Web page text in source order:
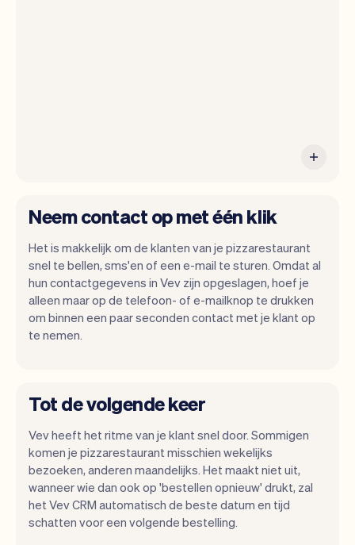
Neem contact op met één klik
Het is makkelijk om de klanten van je pizzarestaurant
snel te bellen, sms'en of een e-mail te sturen. Omdat al
hun contactgegevens in Vev zijn opgeslagen, hoef je
alleen maar op de telefoon- of e-mailknop te drukken
om binnen een paar seconden contact met je klant op
te nemen.
Tot de volgende keer
Vev heeft het ritme van je klant snel door. Sommigen
komen je pizzarestaurant misschien wekelijks
bezoeken, anderen maandelijks. Het maakt niet uit,
wanneer wie dan ook op 'bestellen opnieuw' drukt, zal
het Vev CRM automatisch de beste datum en tijd
schatten voor een volgende bestelling.